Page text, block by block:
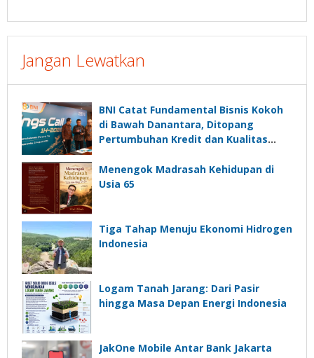
Jangan Lewatkan
BNI Catat Fundamental Bisnis Kokoh
di Bawah Danantara, Ditopang
Pertumbuhan Kredit dan Kualitas
Menengok Madrasah Kehidupan di
Usia 65
Tiga Tahap Menuju Ekonomi Hidrogen
Indonesia
Logam Tanah Jarang: Dari Pasir
hingga Masa Depan Energi Indonesia
JakOne Mobile Antar Bank Jakarta